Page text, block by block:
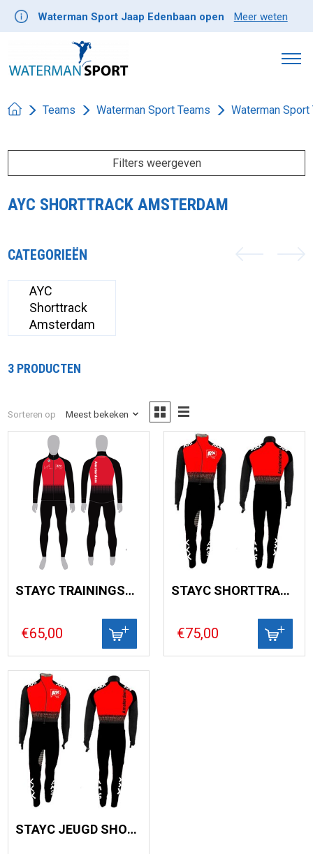
Waterman Sport Jaap Edenbaan open Meer weten
Teams Waterman Sport Teams Waterman Sport
Filters weergeven
AYC SHORTTRACK AMSTERDAM
CATEGORIEËN
AYC
Shorttrack
Amsterdam
3 PRODUCTEN
Sorteren op Meest bekeken
STAYC TRAININGSJACK
€65,00
STAYC SHORTTRACKPAK
€75,00
STAYC JEUGD SHORTTR.PAK